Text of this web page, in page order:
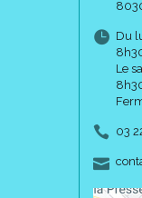
Du
Le
03